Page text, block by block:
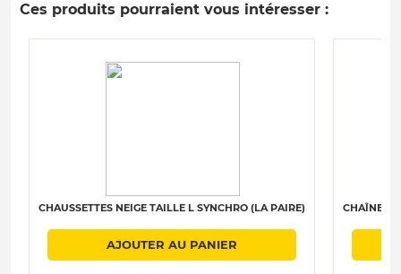
Ces produits pourraient vous intéresser :
CHAUSSETTES NEIGE TAILLE L SYNCHRO (LA PAIRE)
AJOUTER AU PANIER
CHAÎNES